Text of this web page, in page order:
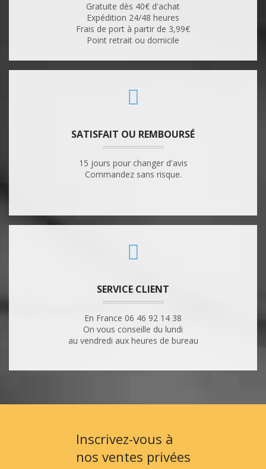
Gratuite dès 40€ d'achat
Expédition 24/48 heures
Frais de port à partir de 3,99€
Point retrait ou domicile
SATISFAIT OU REMBOURSÉ
15 jours pour changer d'avis
Commandez sans risque.
SERVICE CLIENT
En France 06 46 92 14 38
On vous conseille du lundi
au vendredi aux heures de bureau
Inscrivez-vous à
nos ventes privées